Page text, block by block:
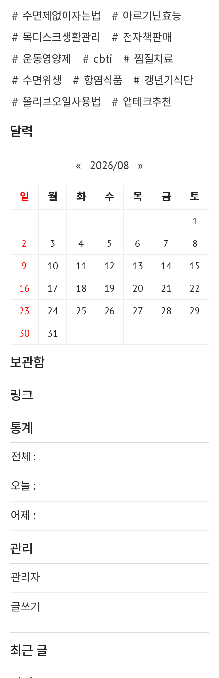
수면제없이자는법
아르기닌효능
목디스크생활관리
전자책판매
운동영양제
cbti
찜질치료
수면위생
항염식품
갱년기식단
올리브오일사용법
앱테크추천
달력
« 2026/08 »
일 월 화 수 목 금 토
1
2
3 4 5 6 7
8
9
10 11 12 13 14
15
16
17 18 19 20 21
22
23
24 25 26 27 28
29
30
31
보관함
링크
통계
전체 :
오늘 :
어제 :
관리
관리자
글쓰기
최근 글